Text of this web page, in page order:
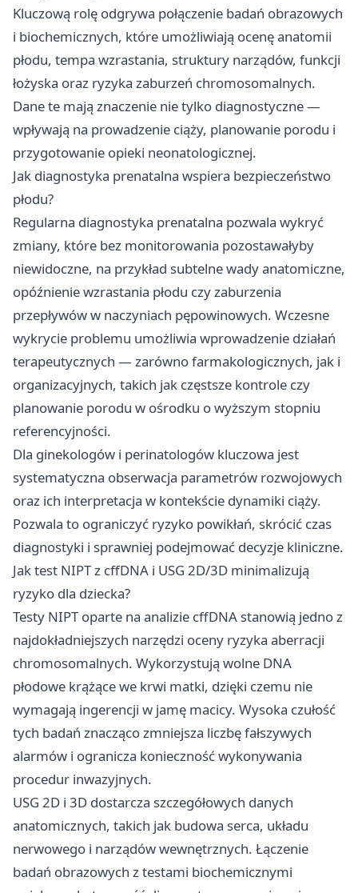
Kluczową rolę odgrywa połączenie badań obrazowych
i biochemicznych, które umożliwiają ocenę anatomii
płodu, tempa wzrastania, struktury narządów, funkcji
łożyska oraz ryzyka zaburzeń chromosomalnych.
Dane te mają znaczenie nie tylko diagnostyczne —
wpływają na prowadzenie ciąży, planowanie porodu i
przygotowanie opieki neonatologicznej.
Jak diagnostyka prenatalna wspiera bezpieczeństwo
płodu?
Regularna diagnostyka prenatalna pozwala wykryć
zmiany, które bez monitorowania pozostawałyby
niewidoczne, na przykład subtelne wady anatomiczne,
opóźnienie wzrastania płodu czy zaburzenia
przepływów w naczyniach pępowinowych. Wczesne
wykrycie problemu umożliwia wprowadzenie działań
terapeutycznych — zarówno farmakologicznych, jak i
organizacyjnych, takich jak częstsze kontrole czy
planowanie porodu w ośrodku o wyższym stopniu
referencyjności.
Dla ginekologów i perinatologów kluczowa jest
systematyczna obserwacja parametrów rozwojowych
oraz ich interpretacja w kontekście dynamiki ciąży.
Pozwala to ograniczyć ryzyko powikłań, skrócić czas
diagnostyki i sprawniej podejmować decyzje kliniczne.
Jak test NIPT z cffDNA i USG 2D/3D minimalizują
ryzyko dla dziecka?
Testy NIPT oparte na analizie cffDNA stanowią jedno z
najdokładniejszych narzędzi oceny ryzyka aberracji
chromosomalnych. Wykorzystują wolne DNA
płodowe krążące we krwi matki, dzięki czemu nie
wymagają ingerencji w jamę macicy. Wysoka czułość
tych badań znacząco zmniejsza liczbę fałszywych
alarmów i ogranicza konieczność wykonywania
procedur inwazyjnych.
USG 2D i 3D dostarcza szczegółowych danych
anatomicznych, takich jak budowa serca, układu
nerwowego i narządów wewnętrznych. Łączenie
badań obrazowych z testami biochemicznymi